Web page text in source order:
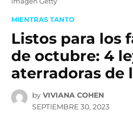
POSTED
MIENTRAS TANTO
Listos para los
de octubre: 4
aterradoras de
by VIVIANA COHEN
SEPTIEMBRE 30, 2023